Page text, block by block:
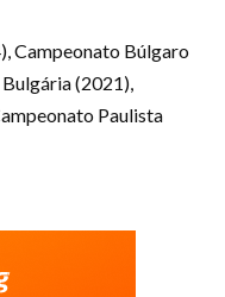
Campeonato Búlgaro
(2021),
Paulista